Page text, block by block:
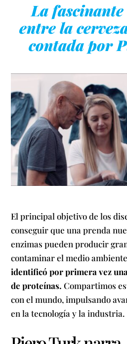
La
entre la
contada por
El principal objetivo de los
conseguir que una prenda
enzimas pueden producir
contaminar el medio
identificó por primera vez
de proteínas. Compartimos
con el mundo, impulsando
en la tecnología y la industria.